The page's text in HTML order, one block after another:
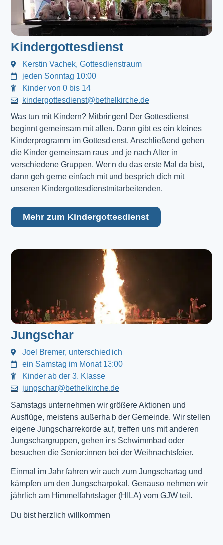
Kindergottesdienst
Kerstin Vachek, Gottesdienstraum
jeden Sonntag 10:00
Kinder von 0 bis 14
kindergottesdienst@bethelkirche.de
Was tun mit Kindern? Mitbringen! Der Gottesdienst
beginnt gemeinsam mit allen. Dann gibt es ein kleines
Kinderprogramm im Gottesdienst. Anschließend gehen
die Kinder gemeinsam raus und je nach Alter in
verschiedene Gruppen. Wenn du das erste Mal da bist,
dann geh gerne einfach mit und besprich dich mit
unseren Kindergottesdienstmitarbeitenden.
Mehr zum Kindergottesdienst
Jungschar
Joel Bremer, unterschiedlich
ein Samstag im Monat 13:00
Kinder ab der 3. Klasse
jungschar@bethelkirche.de
Samstags unternehmen wir größere Aktionen und
Ausflüge, meistens außerhalb der Gemeinde. Wir stellen
eigene Jungscharrekorde auf, treffen uns mit anderen
Jungschargruppen, gehen ins Schwimmbad oder
besuchen die Senior:innen bei der Weihnachtsfeier.
Einmal im Jahr fahren wir auch zum Jungschartag und
kämpfen um den Jungscharpokal. Genauso nehmen wir
jährlich am Himmelfahrtslager (HILA) vom GJW teil.
Du bist herzlich willkommen!